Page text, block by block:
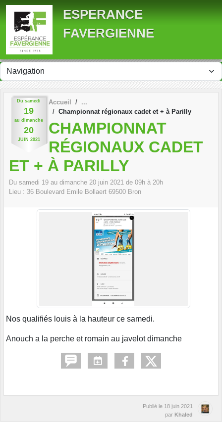
ESPERANCE
FAVERGIENNE
Du samedi
19
au dimanche
20
JUIN 2021
Accueil
Championnat régionaux cadet et + à Parilly
CHAMPIONNAT
RÉGIONAUX CADET
ET + À PARILLY
Du samedi 19 au dimanche 20 juin 2021 de 09h à 20h
Lieu : 36 Boulevard Emile Bollaert 69500 Bron
Nos qualifiés louis à la hauteur ce samedi.
Anouch a la perche et romain au javelot dimanche
Publié le 18 juin 2021
par Khaled
Panneau de gestion des cookies